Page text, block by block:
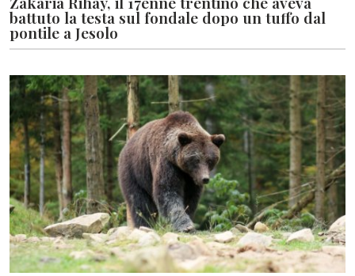
battuto la testa sul fondale dopo un tuffo dal
pontile a Jesolo